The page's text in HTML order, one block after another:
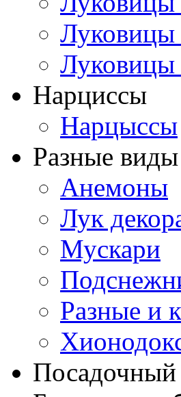
Луковицы
Луковицы
Нарциссы
Нарцыссы
Разные
Анемоны
Лук
Мускари
Разные и
Посадочный